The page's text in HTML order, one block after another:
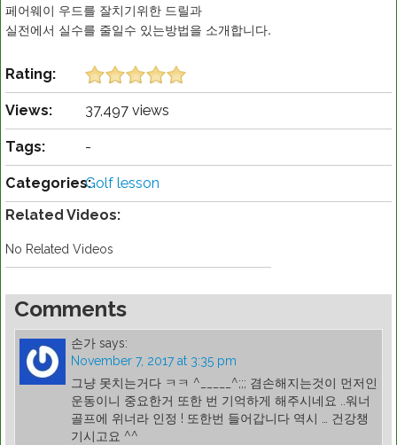
페어웨이 우드를 잘치기위한 드릴과
실전에서 실수를 줄일수 있는방법을 소개합니다.
Rating:
Views: 37,497 views
Tags: -
Categories:Golf lesson
Related Videos:
No Related Videos
Comments
손가 says:
November 7, 2017 at 3:35 pm
그냥 못치는거다 ㅋㅋ ^_____^;;; 겸손해지는것이 먼저인
운동이니 중요한거 또한 번 기억하게 해주시네요 ..워너
골프에 위너라 인정 ! 또한번 들어갑니다 역시 … 건강챙
기시고요 ^^